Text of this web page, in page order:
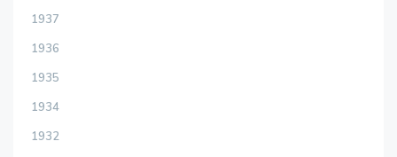
1937
1936
1935
1934
1932